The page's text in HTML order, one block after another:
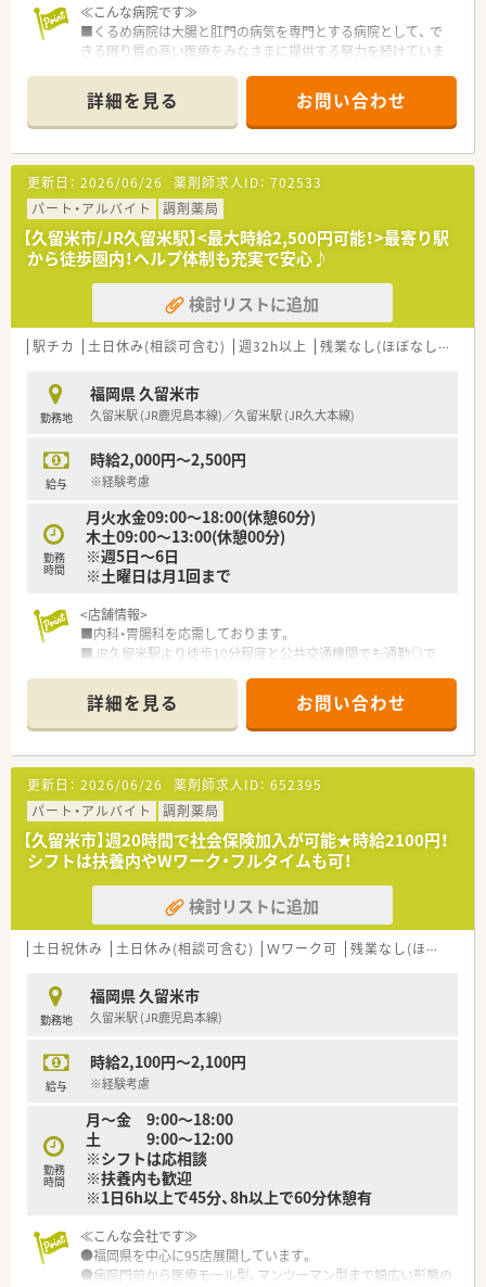
≪こんな病院です≫
■くるめ病院は大腸と肛門の病気を専門とする病院として、 で
きる限り質の高い医療をみなさまに提供する努力を続けていま
■肛門疾患・大腸がん(手術、化学療法、緩和ケア)・内視鏡診断、治
療・炎症性腸疾患・消化管機能障害の5つの柱がございます。
■へき地医療等公益性の高い医療の担い手の一員として、2014
年4月に社会医療法人の認定を受けております。
■「潰瘍性大腸炎クローン病」など難病指定に対してもQOL向上
を目指して医療を提供しております。
■チーム医療を目指し、医師・看護師・薬剤師・その他多職種連携
を密にコミュニケーションを図っております。
■無菌調剤室を設置しており、抗がん剤を取り扱えます。
■クローン病、IBD患者さんへの栄養療法や抗体製剤の取り扱い
があります。
■託児施設もあるので、子育て中の方も働きやすい環境です。
＜業務に関して＞
■病棟業務も実施していますが在院日数が7日前後の為、薬も簡
単で業務負担少な目です。
■ケモは月20~30件ほど対応しております
＜こんな方にオススメ＞
■大学病院との連携もあり、病院薬剤師としてスキルアップした
■子育てなどプライベートとの両立を目指す方
詳細を見る お問い合わせ
更新日： 2026/06/26 薬剤師求人ID： 702533
パート・アルバイト
調剤薬局
【久留米市/JR久留米駅】<最大時給2,500円可能！>最寄り駅
から徒歩圏内！ヘルプ体制も充実で安心♪
検討リストに追加
駅チカ 土日休み(相談可含む) 週32h以上 残業なし(ほぼなし含む)
勤務地
福岡県 久留米市
久留米駅 (JR鹿児島本線)／久留米駅 (JR久大本線)
給与
時給2,000円～2,500円
※経験考慮
勤務
時間
月火水金09:00～18:00(休憩60分)
木土09:00～13:00(休憩00分)
※週5日～6日
※土曜日は月1回まで
<店舗情報>
■内科・胃腸科を応需しております。
■JR久留米駅より徒歩10分程度と公共交通機関でも通勤◎で
■門前のクリニックと関係性が良好です。
■ラウンダー薬剤師もいらっしゃるため希望休も取りやすい環
境です。
■今回は増員募集となります。
<こんな薬局です>
■設立25年を迎える薬局グループです。
■福岡南部エリアに7店舗、佐賀2店舗、長崎1店舗の計10店舗を
運営しております。
■代表も薬剤師で現場に出られることもございます。
■かかりつけはノルマなどなく社員の自主性に任せていらっし
■薬歴は全店EMシステムズで統一されております。
■社内で勉強会を年3～4回程度社長が実施されており、点数の
す。
■男女比は5:5で平均年齢は37～38歳くらいです。
■残業は1分単位で支給です。
詳細を見る お問い合わせ
更新日： 2026/06/26 薬剤師求人ID： 652395
パート・アルバイト
調剤薬局
【久留米市】週20時間で社会保険加入が可能★時給2100円！
シフトは扶養内やWワーク・フルタイムも可！
検討リストに追加
土日祝休み 土日休み(相談可含む) Ｗワーク可 残業なし(ほぼなし含む)
勤務地
福岡県 久留米市
久留米駅 (JR鹿児島本線)
給与
時給2,100円～2,100円
※経験考慮
勤務
時間
月～金 9:00～18:00
土 9:00～12:00
※シフトは応相談
※扶養内も歓迎
※1日6h以上で45分、8h以上で60分休憩有
≪こんな会社です≫
●福岡県を中心に95店展開しています。
●病院門前から医療モール型、マンツーマン型まで幅広い形態の